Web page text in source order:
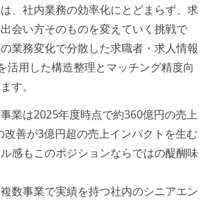
、社内業務の効率化にとどまらず、求
会い方そのものを変えていく挑戦で
業務変化で分散した求職者・求人情報
活用した構造整理とマッチング精度向
す。
業は2025年度時点で約360億円の売上
改善が3億円超の売上インパクトを生む
感もこのポジションならではの醍醐味
数事業で実績を持つ社内のシニアエン